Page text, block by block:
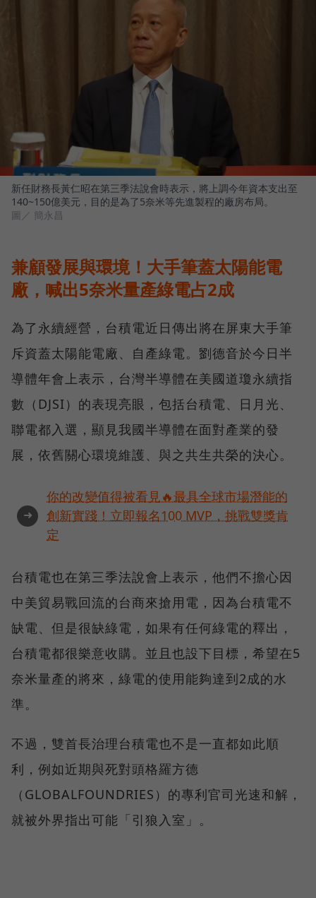
新任財務長黃仁昭在第三季法說會時表示，將上調今年資本支出至
140~150億美元，目的是為了5奈米等先進製程的廠房布局。
圖／ 簡永昌
兼顧發展與環境！大手筆蓋太陽能電
廠，喊出5奈米量產綠電占2成
為了永續經營，台積電近日傳出將在屏東大手筆
斥資蓋太陽能電廠、自產綠電。劉德音於今日半
導體年會上表示，台灣半導體在美國道瓊永續指
數（DJSI）的表現亮眼，包括台積電、日月光、
聯電都入選，顯見我國半導體在面對產業的發
展，依舊關心環境維護、與之共生共榮的決心。
➜
你的改變值得被看見🔥最具全球市場潛能的
創新實踐！立即報名100 MVP，挑戰雙獎肯
定
台積電也在第三季法說會上表示，他們不擔心因
中美貿易戰回流的台商來搶用電，因為台積電不
缺電、但是很缺綠電，如果有任何綠電的釋出，
台積電都很樂意收購。並且也設下目標，希望在5
奈米量產的將來，綠電的使用能夠達到2成的水
準。
不過，雙首長治理台積電也不是一直都如此順
利，例如近期與死對頭格羅方德
（GLOBALFOUNDRIES）的專利官司光速和解，
就被外界指出可能「引狼入室」。